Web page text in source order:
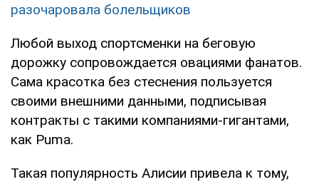
разочаровала болельщиков
Любой выход спортсменки на беговую
дорожку сопровождается овациями фанатов.
Сама красотка без стеснения пользуется
своими внешними данными, подписывая
контракты с такими компаниями-гигантами,
как Puma.
Такая популярность Алисии привела к тому,